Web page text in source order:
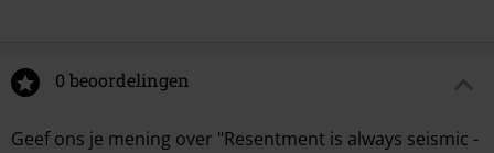
0 beoordelingen
Geef ons je mening over "Resentment is always seismic -